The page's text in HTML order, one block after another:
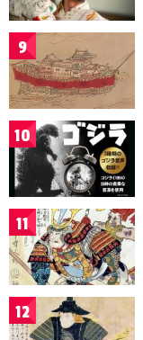
9
10
11
12